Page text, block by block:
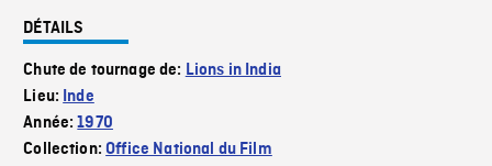
DÉTAILS
Chute de tournage de: Lions in India
Lieu: Inde
Année:1970
Collection:Office National du Film